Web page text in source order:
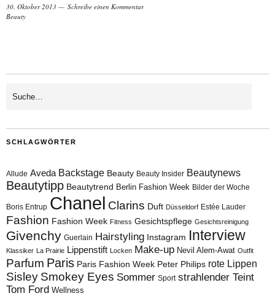
30. Oktober 2013
Schreibe einen Kommentar
Beauty
SCHLAGWÖRTER
Allude Aveda Backstage Beauty Beauty Insider Beautynews
Beautytipp Beautytrend Berlin Fashion Week Bilder der Woche
Boris Entrup Chanel Clarins Duft Düsseldorf Estée Lauder
Fashion Fashion Week Fitness Gesichtspflege Gesichtsreinigung
Givenchy Guerlain Hairstyling Instagram Interview
Klassiker La Prairie Lippenstift Locken Make-up Nevil Alem-Awat Outfit
Parfum Paris Paris Fashion Week Peter Philips rote Lippen
Sisley Smokey Eyes Sommer Sport strahlender Teint
Tom Ford Wellness